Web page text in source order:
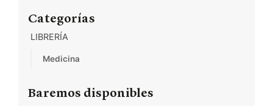
Categorías
LIBRERÍA
Medicina
Baremos disponibles